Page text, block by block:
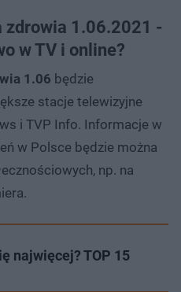
1.06.2021 -
w TV i online?
1.06 będzie
stacje telewizyjne
i TVP Info. Informacje w
w Polsce będzie można
np. na
najwięcej? TOP 15